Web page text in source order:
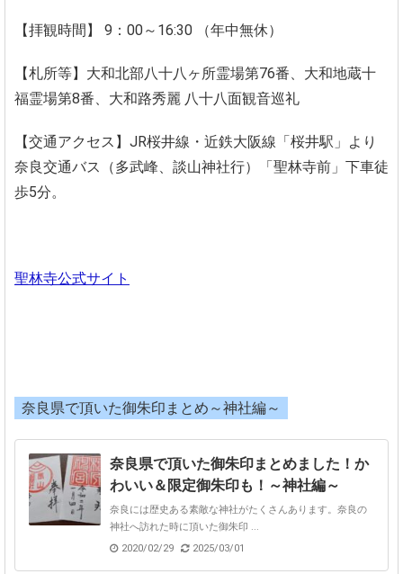
【拝観時間】 9：00～16:30 （年中無休）
【札所等】大和北部八十八ヶ所霊場第76番、大和地蔵十
福霊場第8番、大和路秀麗 八十八面観音巡礼
【交通アクセス】JR桜井線・近鉄大阪線「桜井駅」より
奈良交通バス（多武峰、談山神社行）「聖林寺前」下車徒
歩5分。
聖林寺公式サイト
奈良県で頂いた御朱印まとめ～神社編～
奈良県で頂いた御朱印まとめました！か
わいい＆限定御朱印も！～神社編～
奈良には歴史ある素敵な神社がたくさんあります。奈良の
神社へ訪れた時に頂いた御朱印 ...
2020/02/29
2025/03/01